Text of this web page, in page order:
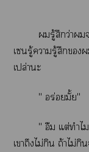
รู้สึกว่า
เรู้ารู้สึก
เปล่าะ
" อร่อยมั้ย"
" อืม แต่ทำไ
เาถึงไม่กิน ถ้าไม่กิ